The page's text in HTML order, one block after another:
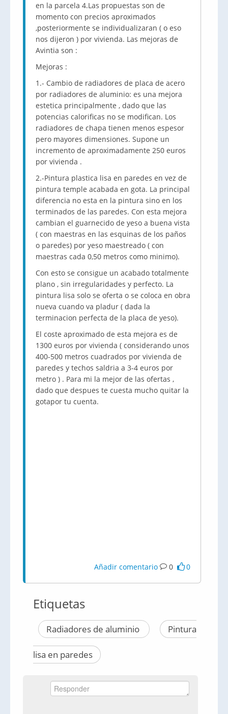
en la parcela 4.Las propuestas son de
momento con precios aproximados
,posteriormente se individualizaran ( o eso
nos dijeron ) por vivienda. Las mejoras de
Avintia son :
Mejoras :
1.- Cambio de radiadores de placa de acero
por radiadores de aluminio: es una mejora
estetica principalmente , dado que las
potencias calorificas no se modifican. Los
radiadores de chapa tienen menos espesor
pero mayores dimensiones. Supone un
incremento de aproximadamente 250 euros
por vivienda .
2.-Pintura plastica lisa en paredes en vez de
pintura temple acabada en gota. La principal
diferencia no esta en la pintura sino en los
terminados de las paredes. Con esta mejora
cambian el guarnecido de yeso a buena vista
( con maestras en las esquinas de los paños
o paredes) por yeso maestreado ( con
maestras cada 0,50 metros como minimo).
Con esto se consigue un acabado totalmente
plano , sin irregularidades y perfecto. La
pintura lisa solo se oferta o se coloca en obra
nueva cuando va pladur ( dada la
terminacion perfecta de la placa de yeso).
El coste aproximado de esta mejora es de
1300 euros por vivienda ( considerando unos
400-500 metros cuadrados por vivienda de
paredes y techos saldria a 3-4 euros por
metro ) . Para mi la mejor de las ofertas ,
dado que despues te cuesta mucho quitar la
gotapor tu cuenta.
Añadir comentario 0 0
Etiquetas
Radiadores de aluminio Pintura
lisa en paredes